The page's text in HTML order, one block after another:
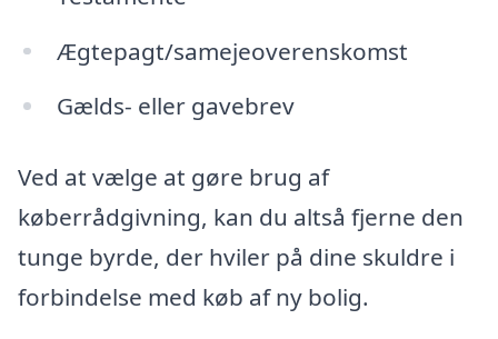
Ægtepagt/samejeoverenskomst
Gælds- eller gavebrev
Ved at vælge at gøre brug af
køberrådgivning, kan du altså fjerne den
tunge byrde, der hviler på dine skuldre i
forbindelse med køb af ny bolig.